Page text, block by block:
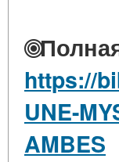
https://
UNE-
AMBES